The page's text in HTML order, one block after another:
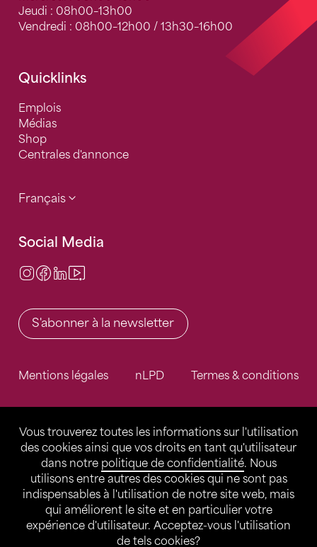
Vous trouverez toutes les informations sur l'utilisation
des cookies ainsi que vos droits en tant qu'utilisateur
dans notre politique de confidentialité. Nous
utilisons entre autres des cookies qui ne sont pas
indispensables à l'utilisation de notre site web, mais
qui améliorent le site et en particulier votre
expérience d'utilisateur. Acceptez-vous l'utilisation
de tels cookies?
Jeudi : 08h00–13h00
Vendredi : 08h00–12h00 / 13h30–16h00
Quicklinks
Emplois
Médias
Shop
Centrales d'annonce
Français
Social Media
Instagram
Facebook
LinkedIn
S'abonner à la newsletter
Mentions légales nLPD Termes & conditions